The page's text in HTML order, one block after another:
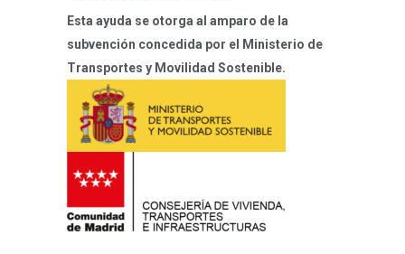
Esta ayuda se otorga al amparo de la
subvención concedida por el Ministerio de
Transportes y Movilidad Sostenible.